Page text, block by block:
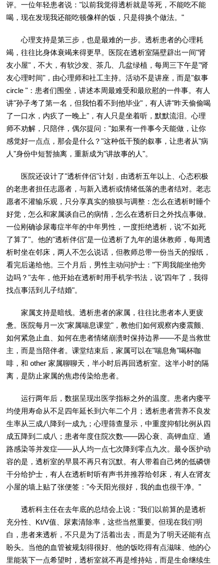
评。一位年轻患者说："以前我觉得透析就是等死，不能吃不能
喝，现在发现我还能吃顿像样的饭，只是得换个做法。"
心理支持是第三步，也是最难的一步。透析患者的心理耗
竭，往往比身体衰竭来得更早。医院在透析室隔壁辟出一间"肾
友小屋"，不大，有软沙发、茶几、几盆绿植，每周三下午是"肾
友心理时间"，由心理师和社工主持。活动不是讲座，而是"叙事
circle "：患者们围坐，讲述本周最难受和最欣慰的一件事。有人
讲"孙子考了第一名，但我怕看不到他毕业"，有人讲"昨天偷偷喝
了一口水，内疚了一晚上"，有人只是坐着听，默默流泪。心理
师不劝解，只陪伴，偶尔提问："如果有一件事今天能做，让你
感觉好一点点，那会是什么？"这种低干预的叙事，让患者从"病
人"身份中短暂抽离，重新成为"讲故事的人"。
医院还设计了"透析伴侣"计划，由透析五年以上、心态积极
的老患者担任志愿者，与新入透析或情绪低落的患者结对。老志
愿者不灌输乐观，只分享真实的狼狈与调整：怎么在透析时睡个
好觉，怎么和家属谈自己的病情，怎么在透析日之外找点事做。
一位刚确诊尿毒症半年的中年男性，一度拒绝透析，说"不如死
了算了"。他的"透析伴侣"是一位透析了九年的退休教师，每周透
析时坐在邻床，两人不怎么说话，但教师总带一份当天的报纸，
看完后递给他。三个月后，男性主动问护士："下周我能坐他旁
边吗？"去年，他开始在透析时用手机学书法，说"四年了，我得
找点事活到儿子结婚"。
家属支持是暗线。透析患者的家属，往往比患者本人更疲
惫。医院每月一次"家属喘息课堂"，教他们如何观察内瘘震颤、
如何紧急止血、如何在患者情绪崩溃时保持边界——不是当救世
主，而是当陪伴者。课堂结束后，家属可以在"喘息角"喝杯咖
啡，和 other 家属聊聊天，半小时后再回透析室。这半小时的隔
离，是防止家属的焦虑传染给患者。
运行两年后，数据呈现出医学指标之外的温度。患者内瘘平
均使用寿命从不足四年延长到六年二个月；透析患者营养不良发
生率从三成八降到一成九；心理筛查显示，中重度抑郁比例从四
成五降到二成八；患者年度住院次数——因心衰、高钾血症、通
路感染等并发症——从人均一点七次降到零点九次。最令医护动
容的是，透析室的早晨不再只有沉默。有人带着自己烤的低磷饼
干分给护士，有人在透析时听有声书并推荐给邻床，有人在肾友
小屋的墙上贴了张便签："今天阳光很好，我的血也很干净。"
透析科主任在去年底的总结会上说："我们以前算的是透析
充分性、Kt/V值、尿素清除率，这些当然重要。但现在我们明
白，患者来透析，不只是为了活着出去，而是为了明天还能有点
盼头。当他的血管被规划得很好、他的饭吃得有点滋味、他的心
里能装下一点希望时，透析室就不再是维持站，而是生命继续生